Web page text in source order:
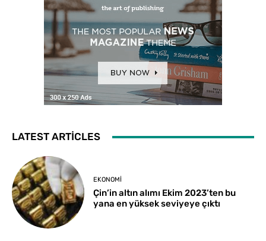
LATEST ARTICLES
EKONOMI
Çin’in altın alımı Ekim 2023’ten bu
yana en yüksek seviyeye çıktı